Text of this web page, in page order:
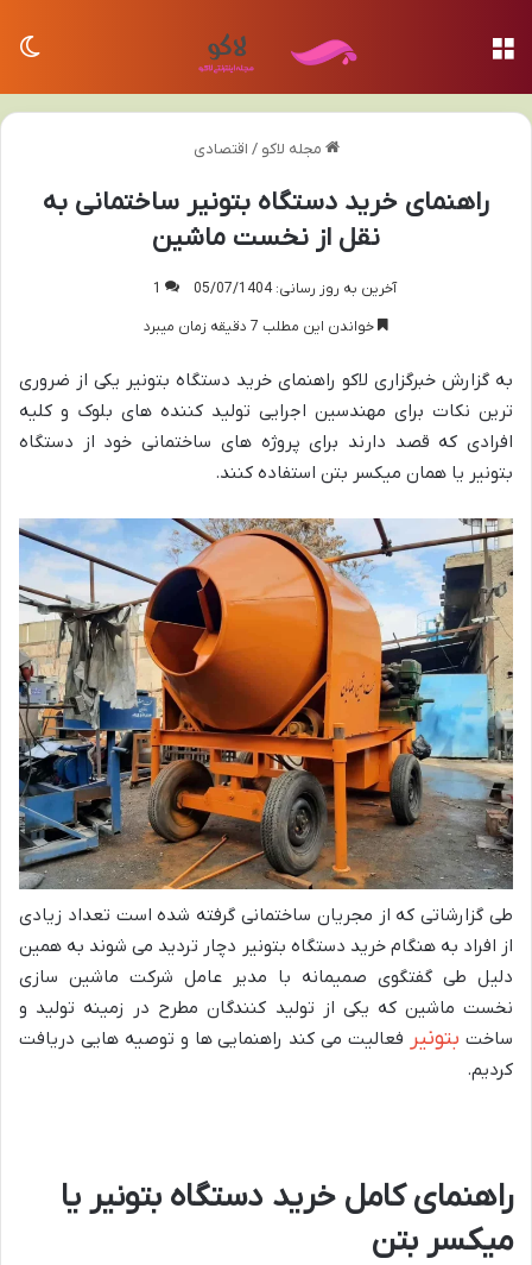
مجله لاکو / اقتصادی
راهنمای خرید دستگاه بتونیر ساختمانی به
نقل از نخست ماشین
آخرین به روز رسانی: 05/07/1404
1
خواندن این مطلب 7 دقیقه زمان میبرد
به گزارش خبرگزاری لاکو راهنمای خرید دستگاه بتونیر یکی از ضروری
ترین نکات برای مهندسین اجرایی تولید کننده های بلوک و کلیه
افرادی که قصد دارند برای پروژه های ساختمانی خود از دستگاه
بتونیر یا همان میکسر بتن استفاده کنند.
طی گزارشاتی که از مجریان ساختمانی گرفته شده است تعداد زیادی
از افراد به هنگام خرید دستگاه بتونیر دچار تردید می شوند به همین
دلیل طی گفتگوی صمیمانه با مدیر عامل شرکت ماشین سازی
نخست ماشین که یکی از تولید کنندگان مطرح در زمینه تولید و
ساخت بتونیر فعالیت می کند راهنمایی ها و توصیه هایی دریافت
کردیم.
راهنمای کامل خرید دستگاه بتونیر یا
میکسر بتن